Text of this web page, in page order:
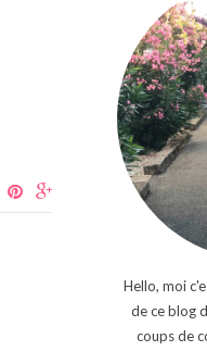
Hello, moi
de ce blog
coups de